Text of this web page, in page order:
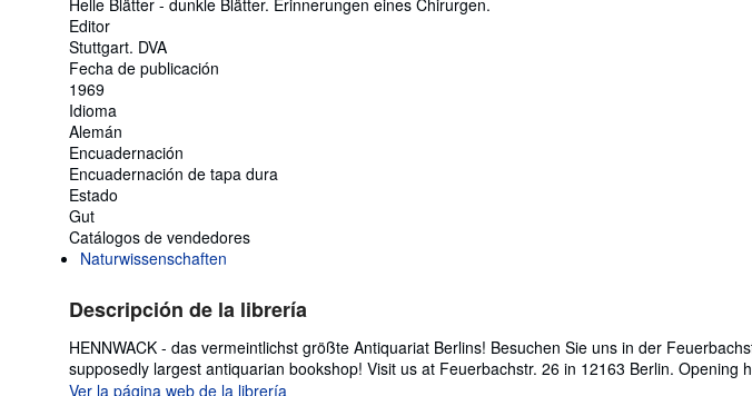
Editor
Stuttgart. DVA
Fecha de publicación
1969
Idioma
Alemán
Encuadernación
Encuadernación de tapa dura
Estado
Gut
Catálogos de vendedores
Naturwissenschaften
Descripción de la librería
HENNWACK - das vermeintlichst größte Antiquariat Berlins! Besuchen Sie uns in der
supposedly largest antiquarian bookshop! Visit us at Feuerbachstr. 26 in 12163 Berlin. Opening
Ver la página web de la librería